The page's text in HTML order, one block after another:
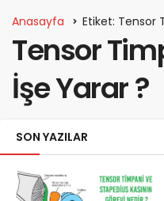
Anasayfa Etiket: Tensor
Tensor
İşe Yarar ?
SON YAZILAR